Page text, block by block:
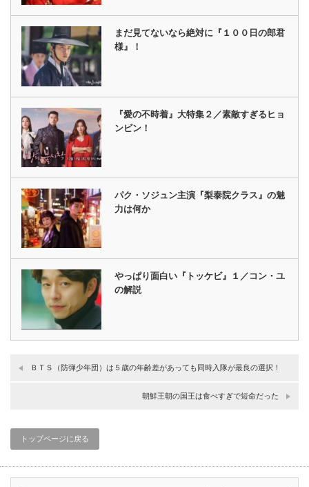
まだ見てないなら絶対に『１００日の郎君
様』！
『愛の不時着』大特集２／素敵すぎるヒョ
ンビン！
パク・ソジュン主演『梨泰院クラス』の魅
力は何か
やっぱり面白い『トッケビ』１／コン・ユ
の解説
ＢＴＳ（防弾少年団）は５歳の年齢差があっても同時入隊が最良の選択！
朝鮮王朝の国王は食べすぎで短命だった
トップページに戻る